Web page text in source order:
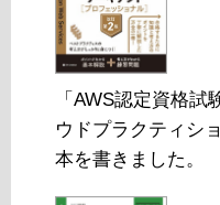
「AWS認定資格試
ウドプラクティシ
本を書きました。